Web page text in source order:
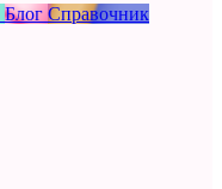
Блог Справочник